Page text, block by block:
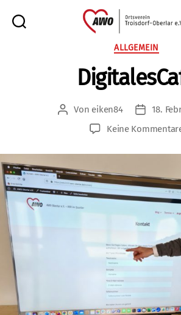
AWO
e.V.
ALLGEMEIN
Beitragsautor
Von eiken84
18.
Keine